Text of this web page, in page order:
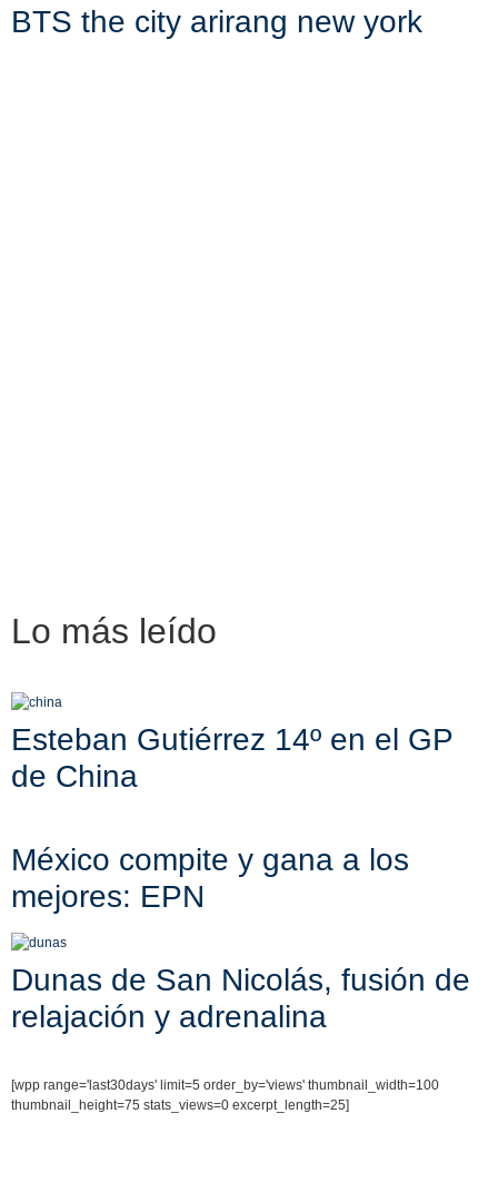
BTS the city arirang new york
Lo más leído
Esteban Gutiérrez 14º en el GP
de China
México compite y gana a los
mejores: EPN
Dunas de San Nicolás, fusión de
relajación y adrenalina
[wpp range='last30days' limit=5 order_by='views' thumbnail_width=100
thumbnail_height=75 stats_views=0 excerpt_length=25]